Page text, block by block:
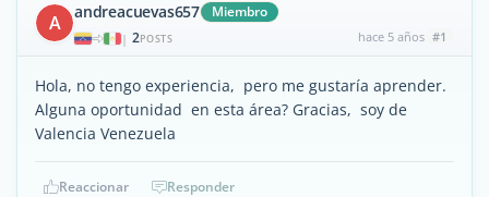
A andreacuevas657 Miembro
| 2POSTS hace 5 años #1
Hola, no tengo experiencia, pero me gustaría aprender.
Alguna oportunidad en esta área? Gracias, soy de
Valencia Venezuela
Reaccionar Responder